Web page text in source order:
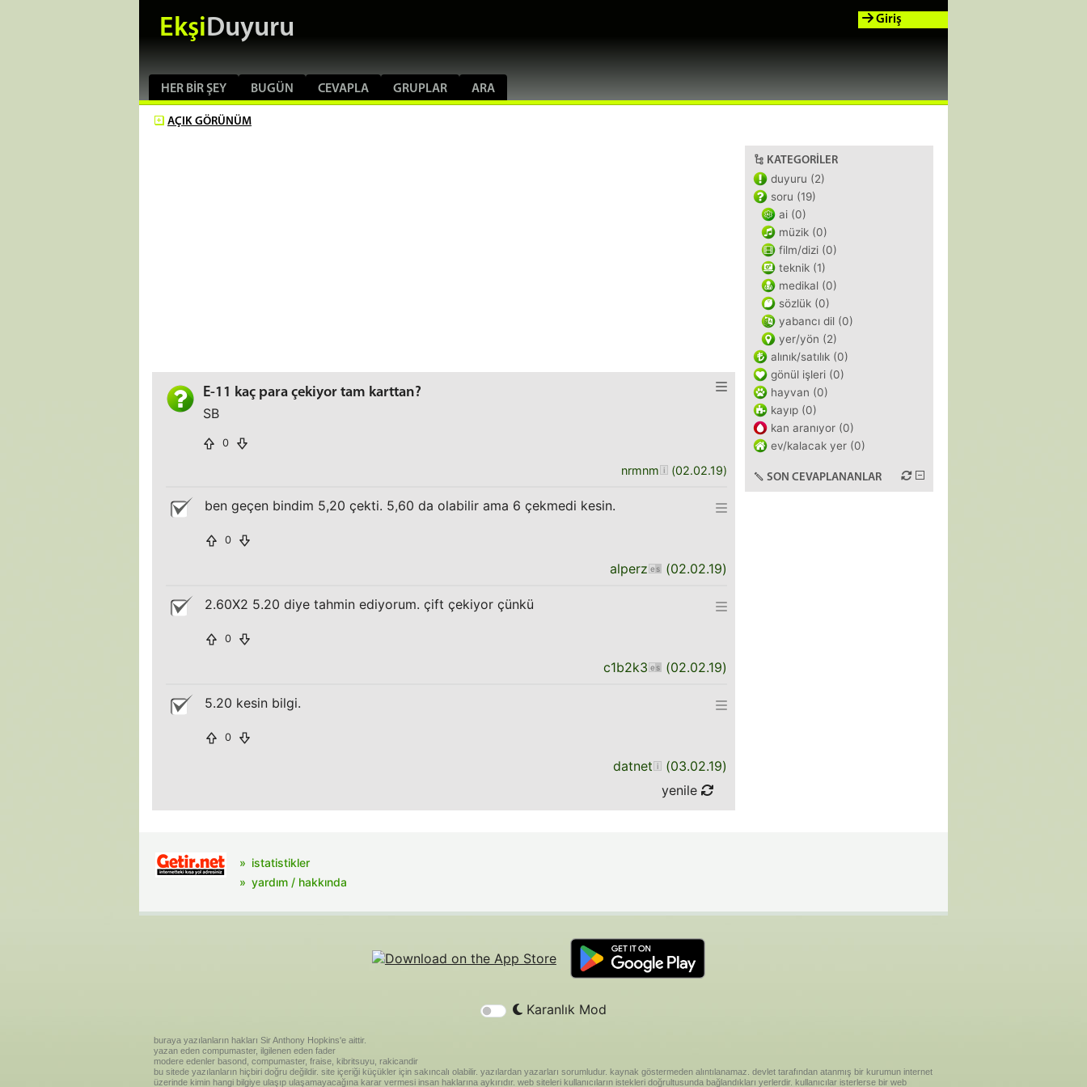
EkşiDuyuru
HER BIR ŞEY BUGÜN CEVAPLA GRUPLAR ARA
Giriş
AÇIK GÖRÜNÜM
E-11 kaç para çekiyor tam karttan?
SB
0
nrmnm (02.02.19)
ben geçen bindim 5,20 çekti. 5,60 da olabilir ama 6 çekmedi kesin.
0
alperz (02.02.19)
2.60X2 5.20 diye tahmin ediyorum. çift çekiyor çünkü
0
c1b2k3 (02.02.19)
5.20 kesin bilgi.
0
datnet (03.02.19)
yenile
KATEGORILER
duyuru (2)
soru (19)
ai (0)
müzik (0)
film/dizi (0)
teknik (1)
medikal (0)
sözlük (0)
yabancı dil (0)
yer/yön (2)
alınık/satılık (0)
gönül işleri (0)
hayvan (0)
kayıp (0)
kan aranıyor (0)
ev/kalacak yer (0)
SON CEVAPLANANLAR
istatistikler
yardım / hakkında
Karanlık Mod
buraya yazılanların hakları Sir Anthony Hopkins'e aittir.
yazan eden compumaster, ilgilenen eden fader
modere edenler basond, compumaster, fraise, kibritsuyu, rakicandir
bu sitede yazılanların hiçbiri doğru değildir. site içeriği küçükler için sakıncalı olabilir. yazılardan yazarları sorumludur. kaynak göstermeden alıntılanamaz. devlet tarafından atanmış bir kurumun internet
üzerinde kimin hangi bilgiye ulaşıp ulaşamayacağına karar vermesi insan haklarına aykırıdır. web siteleri kullanıcıların istekleri doğrultusunda bağlandıkları yerlerdir. kullanıcılar isterlerse bir web